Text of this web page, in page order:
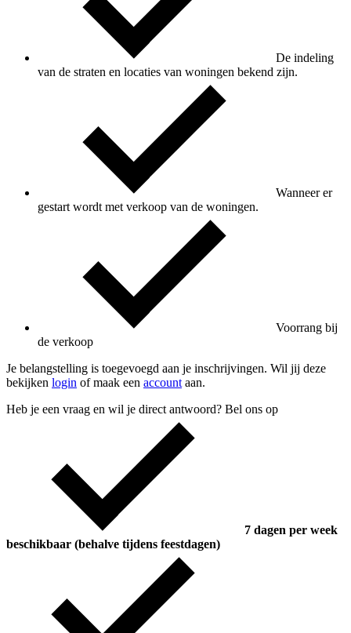
De indeling
van de straten en locaties van woningen bekend zijn.
Wanneer er
gestart wordt met verkoop van de woningen.
Voorrang bij
de verkoop
Je belangstelling is toegevoegd aan je inschrijvingen. Wil jij deze
bekijken login of maak een account aan.
Heb je een vraag en wil je direct antwoord? Bel ons op
7 dagen per week
beschikbaar (behalve tijdens feestdagen)